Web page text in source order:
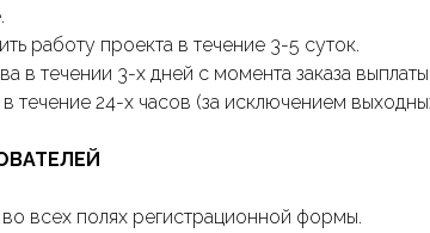
работу проекта в течение 3-5 суток.
в течении 3-х дней с момента заказа выплаты.
течение 24-х часов (за исключением
всех полях регистрационной формы.